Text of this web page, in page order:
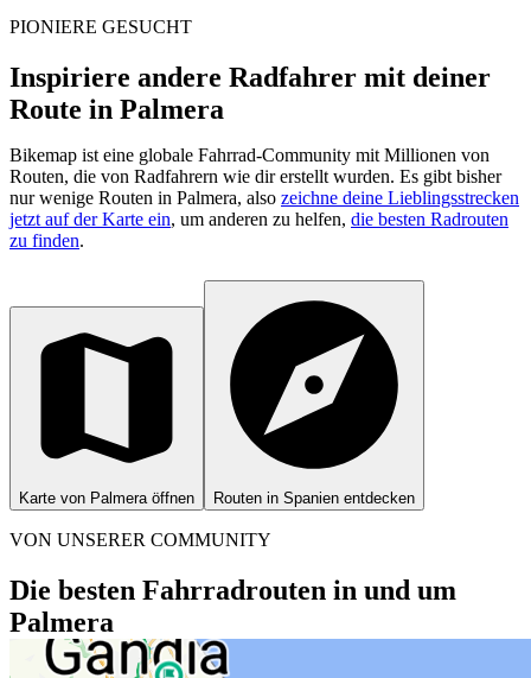
PIONIERE GESUCHT
Inspiriere andere Radfahrer mit deiner
Route in Palmera
Bikemap ist eine globale Fahrrad-Community mit Millionen von
Routen, die von Radfahrern wie dir erstellt wurden. Es gibt bisher
nur wenige Routen in Palmera, also zeichne deine Lieblingsstrecken
jetzt auf der Karte ein, um anderen zu helfen, die besten Radrouten
zu finden.
Karte von Palmera öffnen Routen in Spanien entdecken
VON UNSERER COMMUNITY
Die besten Fahrradrouten in und um
Palmera